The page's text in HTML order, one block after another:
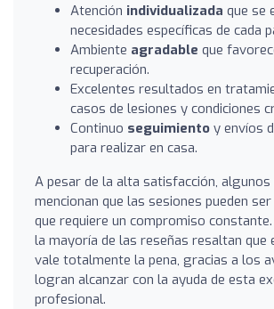
Atención individualizada que se
necesidades específicas de cada
Ambiente agradable que
recuperación.
Excelentes resultados en
casos de lesiones y condiciones
Continuo seguimiento y envíos
para realizar en casa.
A pesar de la alta satisfacción, algunos
mencionan que las sesiones pueden
que requiere un compromiso
la mayoría de las reseñas resaltan que
vale totalmente la pena, gracias a los
logran alcanzar con la ayuda de esta
profesional.